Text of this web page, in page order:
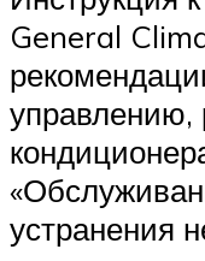
General
управлению,
устранения